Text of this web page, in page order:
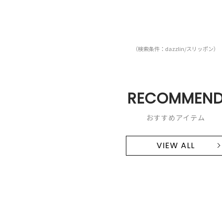
（検索条件：dazzlin/スリッポン）
おすすめアイテム
VIEW ALL